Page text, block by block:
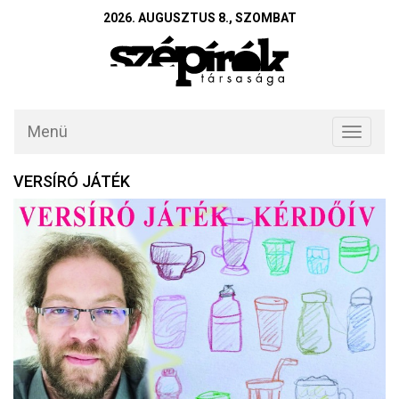
2026. AUGUSZTUS 8., SZOMBAT
Toggle
Menü
VERSÍRÓ JÁTÉK